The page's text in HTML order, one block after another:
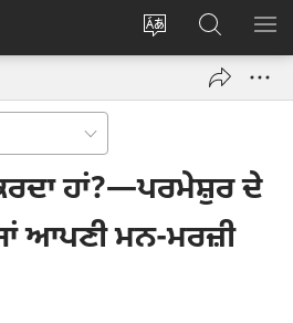
ਸਾਈਟ
ਭਾਸ਼ਾ
ਲਾਗ-
new
JW.ORG
ʼਤੇ
ਖੋਜ
ਹਾਂ?—ਪਰਮੇਸ਼ੁਰ ਦੇ
ਆਪਣੀ ਮਨ-ਮਰਜ਼ੀ